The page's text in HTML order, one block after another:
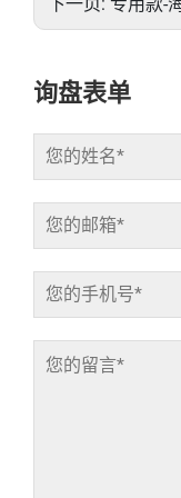
询盘表单